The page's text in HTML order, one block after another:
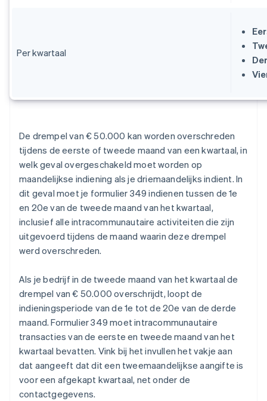
Per kwartaal
De drempel van € 50.000 kan worden overschreden
tijdens de eerste of tweede maand van een kwartaal, in
welk geval overgeschakeld moet worden op
maandelijkse indiening als je driemaandelijks indient. In
dit geval moet je formulier 349 indienen tussen de 1e
en 20e van de tweede maand van het kwartaal,
inclusief alle intracommunautaire activiteiten die zijn
uitgevoerd tijdens de maand waarin deze drempel
werd overschreden.
Als je bedrijf in de tweede maand van het kwartaal de
drempel van € 50.000 overschrijdt, loopt de
indieningsperiode van de 1e tot de 20e van de derde
maand. Formulier 349 moet intracommunautaire
transacties van de eerste en tweede maand van het
kwartaal bevatten. Vink bij het invullen het vakje aan
dat aangeeft dat dit een tweemaandelijkse aangifte is
voor een afgekapt kwartaal, net onder de
contactgegevens.